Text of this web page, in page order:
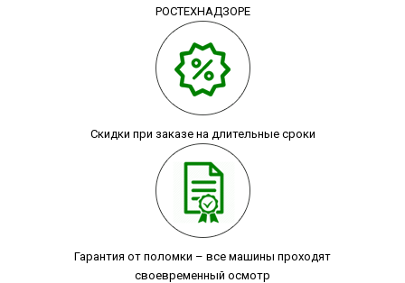
РОСТЕХНАДЗОРЕ
Скидки при заказе на длительные сроки
Гарантия от поломки – все машины проходят
своевременный осмотр